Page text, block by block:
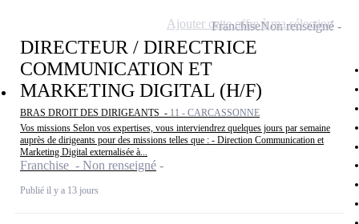
DIRECTEUR / DIRECTRICE
COMMUNICATION ET
MARKETING DIGITAL (H/F)
BRAS DROIT DES DIRIGEANTS - 11 - CARCASSONNE
Vos missions Selon vos expertises, vous interviendrez quelques jours par semaine
auprès de dirigeants pour des missions telles que : - Direction Communication et
Marketing Digital externalisée à...
Franchise - Non renseigné
Publié il y a 13 jours
FranchiseNon renseigné
Ajouter cette offre à ma sélection